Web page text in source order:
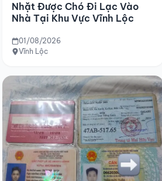
Nhặt Được Chó Đi Lạc Vào
Nhà Tại Khu Vực Vĩnh Lộc
01/08/2026
Vĩnh Lộc